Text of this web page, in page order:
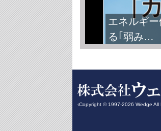
エネルギ
る｢弱み…
‹Copyright © 1997-2026 Wedge All